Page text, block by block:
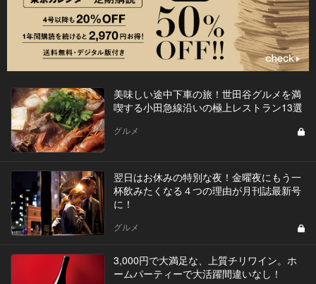
美味しい途中下車の旅！世田谷グルメを満
喫する小田急線沿いの極上レストラン13選
グルメ
翌日はお休みの特別な夜！金曜夜にもう一
杯飲みたくなる４つの理由が月刊誌最新号
に！
グルメ
3,000円で大満足な、上質チリワイン。ホ
ームパーティーで大活躍間違いなし！